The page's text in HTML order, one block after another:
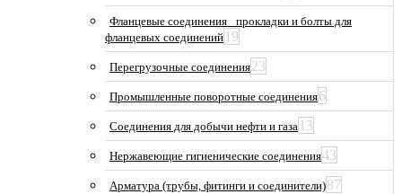
Фланцевые соединения_ прокладки и болты для
фланцевых соединений 19
Перегрузочные соединения23
Промышленные поворотные соединения6
Соединения для добычи нефти и газа 13
Нержавеющие гигиенические соединения43
Арматура (трубы, фитинги и соединители)87